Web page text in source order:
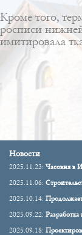
Кроме того,
росписи
имитировала
Новости
2025.11.23: Часовня в
2025.11.06:
2025.10.14:
2025.09.22: Разработка
2025.09.18: